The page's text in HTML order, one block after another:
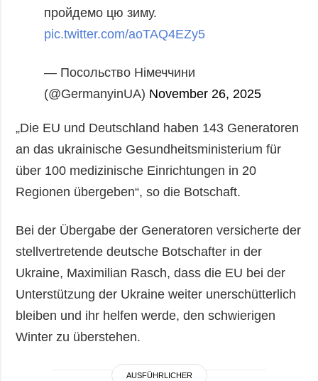
пройдемо цю зиму.
pic.twitter.com/aoTAQ4EZy5
— Посольство Німеччини
(@GermanyinUA) November 26, 2025
„Die EU und Deutschland haben 143 Generatoren
an das ukrainische Gesundheitsministerium für
über 100 medizinische Einrichtungen in 20
Regionen übergeben“, so die Botschaft.
Bei der Übergabe der Generatoren versicherte der
stellvertretende deutsche Botschafter in der
Ukraine, Maximilian Rasch, dass die EU bei der
Unterstützung der Ukraine weiter unerschütterlich
bleiben und ihr helfen werde, den schwierigen
Winter zu überstehen.
AUSFÜHRLICHER